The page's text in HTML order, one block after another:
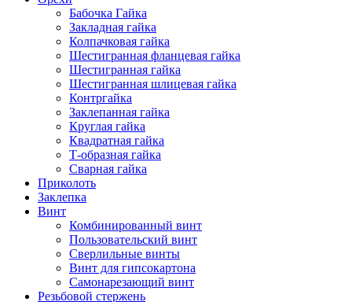
Бабочка Гайка
Закладная гайка
Колпачковая гайка
Шестигранная фланцевая гайка
Шестигранная гайка
Шестигранная шлицевая гайка
Контргайка
Заклепанная гайка
Круглая гайка
Квадратная гайка
Т-образная гайка
Сварная гайка
Приколоть
Заклепка
Винт
Комбинированный винт
Пользовательский винт
Сверлильные винты
Винт для гипсокартона
Самонарезающий винт
Резьбовой стержень